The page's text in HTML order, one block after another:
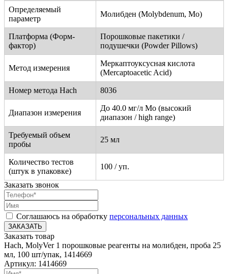
Определяемый
параметр
Молибден (Molybdenum, Mo)
Платформа (Форм-
фактор)
Порошковые пакетики /
подушечки (Powder Pillows)
Метод измерения
Меркаптоуксусная кислота
(Mercaptoacetic Acid)
Номер метода Hach 8036
Диапазон измерения
До 40.0 мг/л Mo (высокий
диапазон / high range)
Требуемый объем
пробы
25 мл
Количество тестов
(штук в упаковке)
100 / уп.
Заказать звонок
Соглашаюсь на обработку персональных данных
ЗАКАЗАТЬ
Заказать товар
Hach, MolyVer 1 порошковые реагенты на молибден, проба 25
мл, 100 шт/упак, 1414669
Артикул: 1414669